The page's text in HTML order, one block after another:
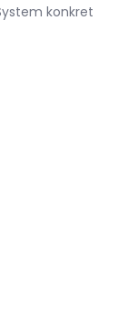
konkret